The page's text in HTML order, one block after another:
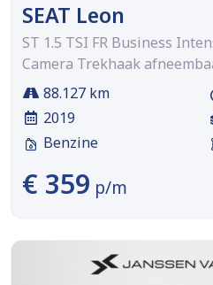
SEAT Leon
ST 1.5 TSI FR Business
Camera Trekhaak
88.127 km
2019
Benzine
€ 359 p/m